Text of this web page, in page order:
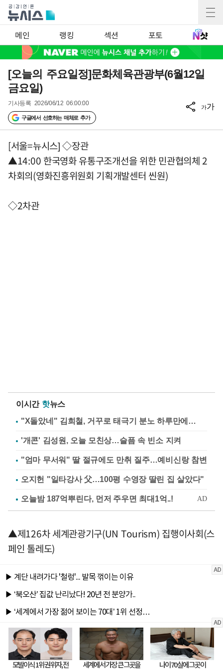
메인 랭킹 섹션 포토
[오늘의 주요일정]문화체육관광부(6월12일
금요일)
기사등록 2026/06/12 06:00:00
구글에서 선호하는 매체로 추가
가가
[서울=뉴시스] ◇장관
▲14:00 한국영화 유통구조개선을 위한 민관협의체 2
차회의(영화진흥위원회 기획개발센터 씬원)
◇2차관
이시간 핫뉴스
"X돌았네" 김희철, 거꾸로 태극기 분노 하루만에…
'개콘' 김성원, 오늘 모친상…슬픔 속 빈소 지켜
"엄마 무서워" 딸 절규에도 만취 질주…예비신랑 참변
오지헌 "일타강사 父…100평 수영장 딸린 집 살았다"
▲제126차 세계관광기구(UN Tourism) 집행이사회(스
페인 톨레도)